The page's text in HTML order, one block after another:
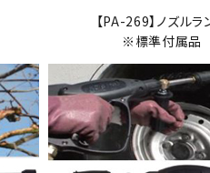
【PA-269】ノズルラ
※標準付属品